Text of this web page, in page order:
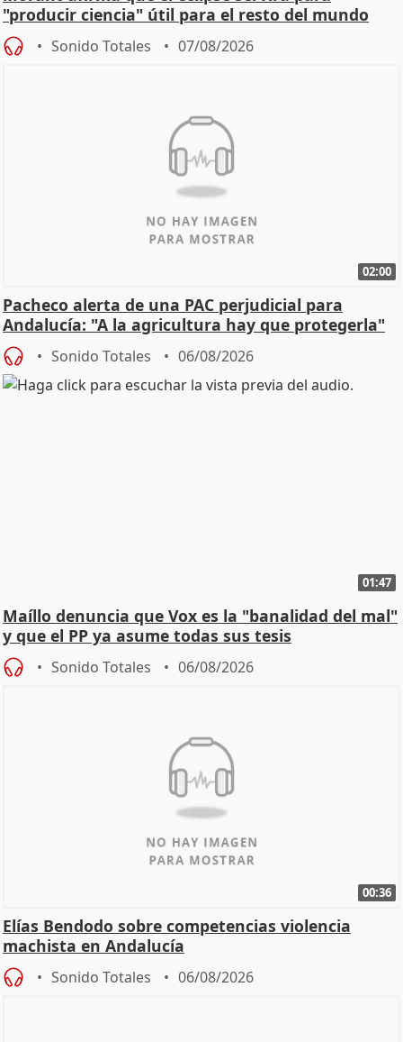
"producir ciencia" útil para el resto del mundo
Sonido Totales 07/08/2026
02:00
Pacheco alerta de una PAC perjudicial para
Andalucía: "A la agricultura hay que protegerla"
Sonido Totales 06/08/2026
01:47
Maíllo denuncia que Vox es la "banalidad del mal"
y que el PP ya asume todas sus tesis
Sonido Totales 06/08/2026
00:36
Elías Bendodo sobre competencias violencia
machista en Andalucía
Sonido Totales 06/08/2026